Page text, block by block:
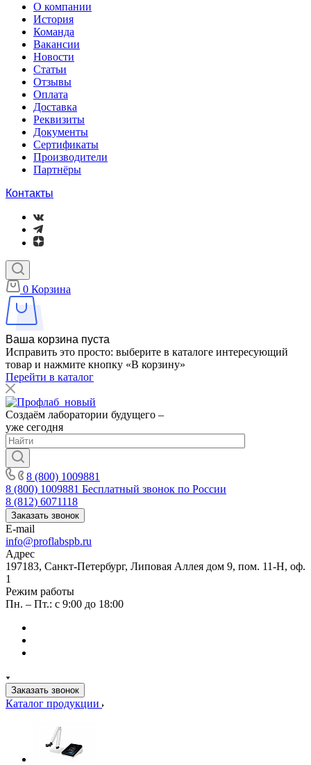
О компании
История
Команда
Вакансии
Новости
Статьи
Отзывы
Оплата
Доставка
Реквизиты
Документы
Сертификаты
Производители
Партнёры
Контакты
0 Корзина
Ваша корзина пуста
Исправить это просто: выберите в каталоге интересующий
товар и нажмите кнопку «В корзину»
Перейти в каталог
Создаём лаборатории будущего –
уже сегодня
8 (800) 1009881
8 (800) 1009881 Бесплатный звонок по России
8 (812) 6071118
Заказать звонок
E-mail
info@proflabspb.ru
Адрес
197183, Санкт-Петербург, Липовая Аллея дом 9, пом. 11-Н, оф.
1
Режим работы
Пн. – Пт.: с 9:00 до 18:00
Заказать звонок
Каталог продукции